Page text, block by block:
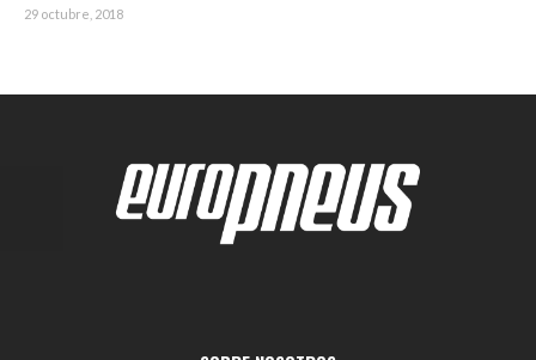
29 octubre, 2018